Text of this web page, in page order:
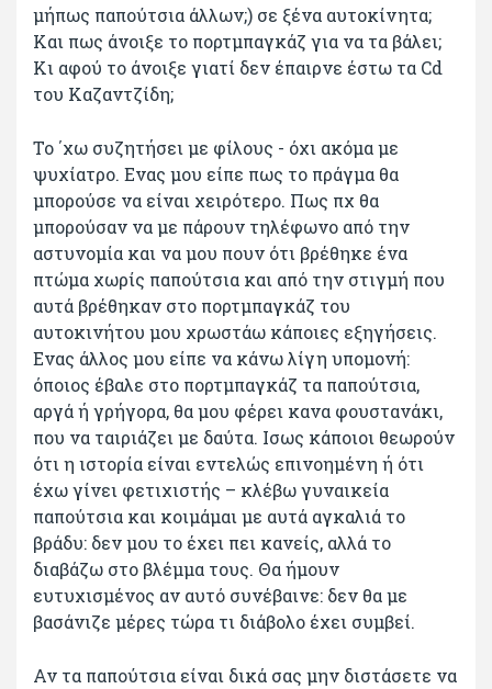
μήπως παπούτσια άλλων;) σε ξένα αυτοκίνητα;
Και πως άνοιξε το πορτμπαγκάζ για να τα βάλει;
Κι αφού το άνοιξε γιατί δεν έπαιρνε έστω τα Cd
του Καζαντζίδη;
Το ΄χω συζητήσει με φίλους - όχι ακόμα με
ψυχίατρο. Ενας μου είπε πως το πράγμα θα
μπορούσε να είναι χειρότερο. Πως πχ θα
μπορούσαν να με πάρουν τηλέφωνο από την
αστυνομία και να μου πουν ότι βρέθηκε ένα
πτώμα χωρίς παπούτσια και από την στιγμή που
αυτά βρέθηκαν στο πορτμπαγκάζ του
αυτοκινήτου μου χρωστάω κάποιες εξηγήσεις.
Ενας άλλος μου είπε να κάνω λίγη υπομονή:
όποιος έβαλε στο πορτμπαγκάζ τα παπούτσια,
αργά ή γρήγορα, θα μου φέρει κανα φουστανάκι,
που να ταιριάζει με δαύτα. Ισως κάποιοι θεωρούν
ότι η ιστορία είναι εντελώς επινοημένη ή ότι
έχω γίνει φετιχιστής – κλέβω γυναικεία
παπούτσια και κοιμάμαι με αυτά αγκαλιά το
βράδυ: δεν μου το έχει πει κανείς, αλλά το
διαβάζω στο βλέμμα τους. Θα ήμουν
ευτυχισμένος αν αυτό συνέβαινε: δεν θα με
βασάνιζε μέρες τώρα τι διάβολο έχει συμβεί.
Αν τα παπούτσια είναι δικά σας μην διστάσετε να